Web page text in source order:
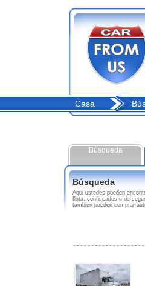
Casa
Búsqueda
Búsqueda
Aqui ustedes pueden
flota, confiscados o de
tambien pueden comprar